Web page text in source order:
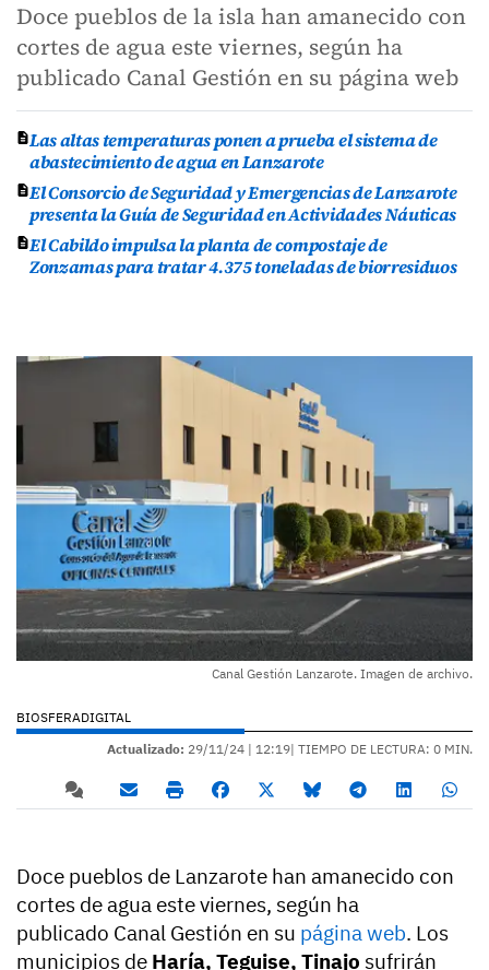
Doce pueblos de la isla han amanecido con
cortes de agua este viernes, según ha
publicado Canal Gestión en su página web
Las altas temperaturas ponen a prueba el sistema de
abastecimiento de agua en Lanzarote
El Consorcio de Seguridad y Emergencias de Lanzarote
presenta la Guía de Seguridad en Actividades Náuticas
El Cabildo impulsa la planta de compostaje de
Zonzamas para tratar 4.375 toneladas de biorresiduos
Canal Gestión Lanzarote. Imagen de archivo.
BIOSFERADIGITAL
Actualizado: 29/11/24 | 12:19| TIEMPO DE LECTURA: 0 MIN.
Doce pueblos de Lanzarote han amanecido con
cortes de agua este viernes, según ha
publicado Canal Gestión en su página web. Los
municipios de Haría, Teguise, Tinajo sufrirán